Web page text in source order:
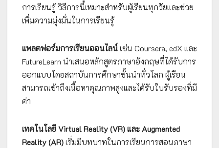
การเรียนรู้ วิธีการนี้เหมาะสำหรับผู้เรียนทุกวัยและช่วย
เพิ่มความมุ่งมั่นในการเรียนรู้
แพลตฟอร์มการเรียนออนไลน์เช่น Coursera, edX และ
FutureLearn นำเสนอหลักสูตรภาษาอังกฤษที่ได้รับการ
ออกแบบโดยสถาบันการศึกษาชั้นนำทั่วโลก ผู้เรียน
สามารถเข้าถึงเนื้อหาคุณภาพสูงและได้รับใบรับรองที่มี
ค่า
เทคโนโลยี Virtual Reality (VR) และ Augmented
Reality (AR)เริ่มมีบทบาทในการเรียนการสอนภาษา